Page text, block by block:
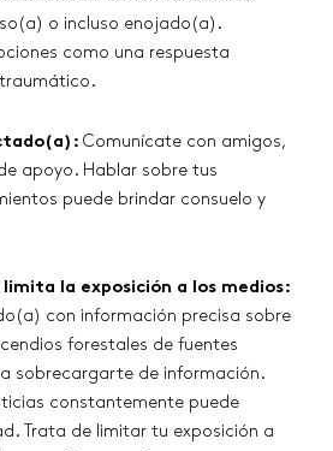
o incluso enojado(a).
como una respuesta
Comunícate con amigos,
apoyo. Hablar sobre tus
puede brindar consuelo y
la exposición a los medios:
con información precisa sobre
forestales de fuentes
sobrecargarte de información.
constantemente puede
Trata de limitar tu exposición a